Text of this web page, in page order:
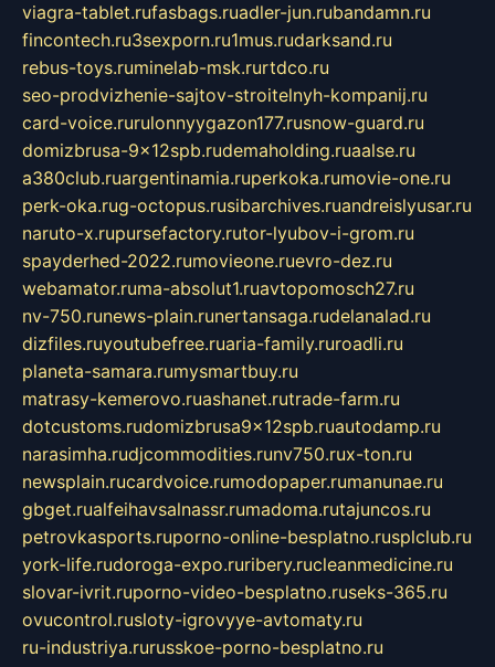
viagra-tablet.rufasbags.ruadler-jun.rubandamn.ru
fincontech.ru3sexporn.ru1mus.rudarksand.ru
rebus-toys.ruminelab-msk.rurtdco.ru
seo-prodvizhenie-sajtov-stroitelnyh-kompanij.ru
card-voice.rurulonnyygazon177.rusnow-guard.ru
domizbrusa-9x12spb.rudemaholding.ruaalse.ru
a380club.ruargentinamia.ruperkoka.rumovie-one.ru
perk-oka.rug-octopus.rusibarchives.ruandreislyusar.ru
naruto-x.rupursefactory.rutor-lyubov-i-grom.ru
spayderhed-2022.rumovieone.ruevro-dez.ru
webamator.ruma-absolut1.ruavtopomosch27.ru
nv-750.runews-plain.runertansaga.rudelanalad.ru
dizfiles.ruyoutubefree.ruaria-family.ruroadli.ru
planeta-samara.rumysmartbuy.ru
matrasy-kemerovo.ruashanet.rutrade-farm.ru
dotcustoms.rudomizbrusa9x12spb.ruautodamp.ru
narasimha.rudjcommodities.runv750.rux-ton.ru
newsplain.rucardvoice.rumodopaper.rumanunae.ru
gbget.rualfeihavsalnassr.rumadoma.rutajuncos.ru
petrovkasports.ruporno-online-besplatno.rusplclub.ru
york-life.rudoroga-expo.ruribery.rucleanmedicine.ru
slovar-ivrit.ruporno-video-besplatno.ruseks-365.ru
ovucontrol.rusloty-igrovyye-avtomaty.ru
ru-industriya.rurusskoe-porno-besplatno.ru